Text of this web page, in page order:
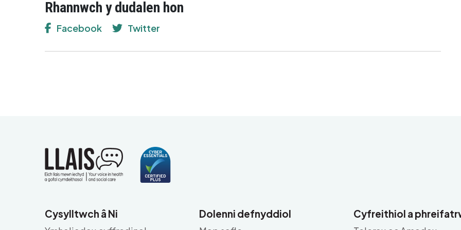
Rhannwch y dudalen hon
Facebook Twitter
Cysylltwch â Ni Dolenni defnyddiol Cyfreithiol a